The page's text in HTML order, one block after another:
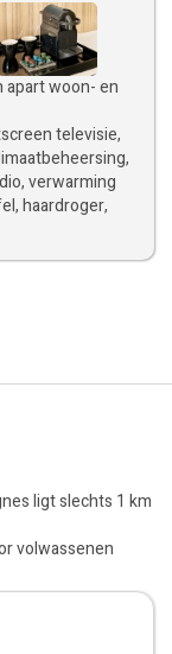
apart woon- en
televisie,
verwarming
haardroger,
ligt slechts 1 km
volwassenen